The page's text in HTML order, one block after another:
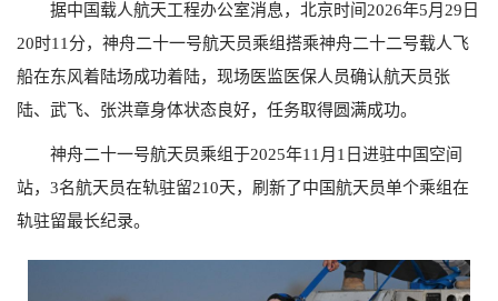
据中国载人航天工程办公室消息，北京时间2026年5月29日
20时11分，神舟二十一号航天员乘组搭乘神舟二十二号载人飞
船在东风着陆场成功着陆，现场医监医保人员确认航天员张
陆、武飞、张洪章身体状态良好，任务取得圆满成功。
神舟二十一号航天员乘组于2025年11月1日进驻中国空间
站，3名航天员在轨驻留210天，刷新了中国航天员单个乘组在
轨驻留最长纪录。